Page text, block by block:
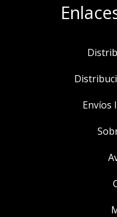
Envíos